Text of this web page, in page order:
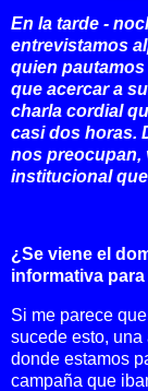
En la tarde -
entrevistamos al
quien
que acercar a
charla cordial
casi dos horas.
nos preocupan,
institucional
¿Se viene el
informativa
Si me parece
sucede esto,
donde estamos
campaña que